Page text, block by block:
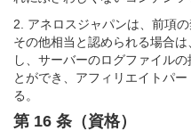
2. アネロスジャパンは、前項
その他相当と認められる場合
し、サーバーのログファイル
とができ、アフィリエイトパ
る。
第 16 条（資格）